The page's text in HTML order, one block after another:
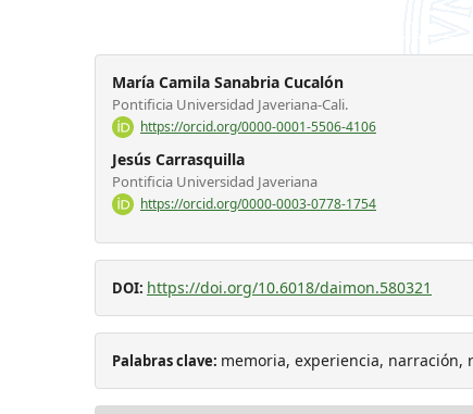
María Camila Sanabria Cucalón
Pontificia Universidad Javeriana-Cali.
https://orcid.org/0000-0001-5506-4106
Jesús Carrasquilla
Pontificia Universidad Javeriana
https://orcid.org/0000-0003-0778-1754
DOI: https://doi.org/10.6018/daimon.580321
Palabras clave: memoria, experiencia, narración,